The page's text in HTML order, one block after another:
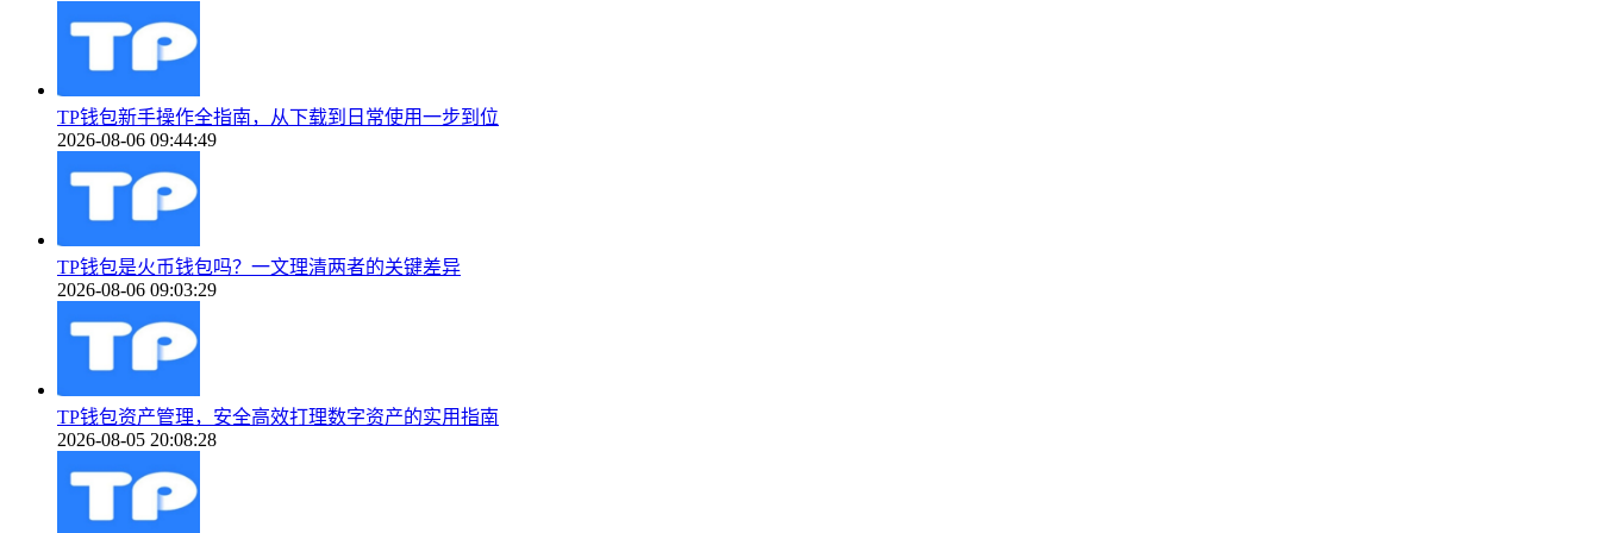
TP钱包新手操作全指南，从下载到日常使用一步到位
2026-08-06 09:44:49
TP钱包是火币钱包吗？一文理清两者的关键差异
2026-08-06 09:03:29
TP钱包资产管理，安全高效打理数字资产的实用指南
2026-08-05 20:08:28